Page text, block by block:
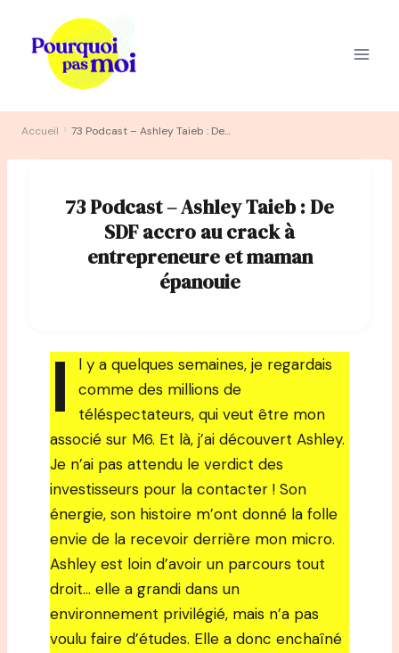
contenu
Accueil › 73 Podcast – Ashley Taieb : De SDF accro au crack à entrepreneure et maman épanouie
73 Podcast – Ashley Taieb : De
SDF accro au crack à
entrepreneure et maman
épanouie
I
l y a quelques semaines, je regardais
comme des millions de
téléspectateurs, qui veut être mon
associé sur M6. Et là, j’ai découvert Ashley.
Je n’ai pas attendu le verdict des
investisseurs pour la contacter ! Son
énergie, son histoire m’ont donné la folle
envie de la recevoir derrière mon micro.
Ashley est loin d’avoir un parcours tout
droit… elle a grandi dans un
environnement privilégié, mais n’a pas
voulu faire d’études. Elle a donc enchaîné